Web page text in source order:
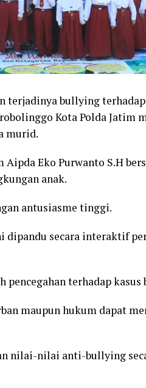
terjadinya bullying
Kota Polda Jatim
murid.
Eko Purwanto S.H
anak.
antusiasme tinggi.
dipandu secara interaktif
terhadap kasus
maupun hukum dapat
nilai-nilai anti-bullying